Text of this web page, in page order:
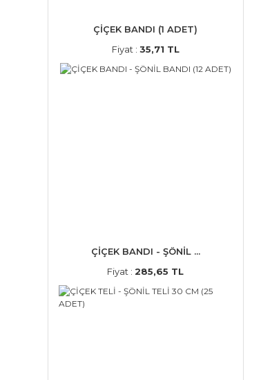
ÇİÇEK BANDI (1 ADET)
Fiyat : 35,71 TL
ÇİÇEK BANDI - ŞÖNİL ...
Fiyat :285,65 TL